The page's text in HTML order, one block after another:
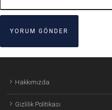
Hakkımızda
Gizlilik Politikası